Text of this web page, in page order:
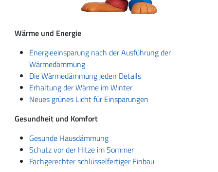
Wärme und Energie
Energieeinsparung nach der Ausführung der
Wärmedämmung
Die Wärmedämmung jeden Details
Erhaltung der Wärme im Winter
Neues grünes Licht für Einsparungen
Gesundheit und Komfort
Gesunde Hausdämmung
Schutz vor der Hitze im Sommer
Fachgerechter schlüsselfertiger Einbau